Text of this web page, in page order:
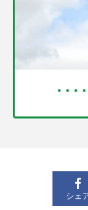
夕方には「鬼
きそうです。
節分と言えば
るといいそうで
恵方巻の「恵
調べると、そ
の方向に向か
2023.01.01
あけましてお
シェ